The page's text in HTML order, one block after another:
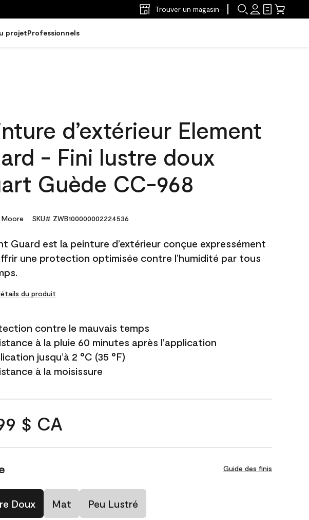
Trouver un magasin
projetProfessionnels
d’extérieur Element
- Fini lustre doux
Guède CC-968
Moore SKU# ZWB100000002224536
Guard est la peinture d’extérieur conçue expressément
une protection optimisée contre l’humidité par tous
du produit
contre le mauvais temps
à la pluie 60 minutes après l'application
jusqu’à 2 °C (35 °F)
à la moisissure
$ CA
Guide des finis
Doux Mat Peu Lustré